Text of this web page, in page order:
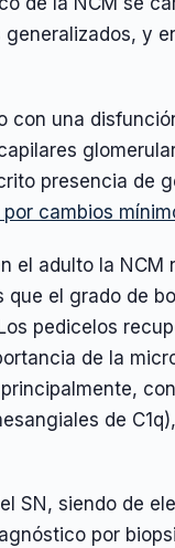
y
con una
presencia de
cambios
el adulto la NCM
el grado de
pedicelos
de la
de
SN, siendo de
por